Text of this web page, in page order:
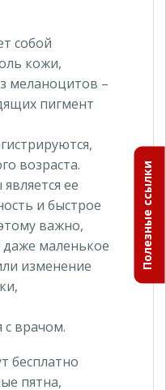
собой
кожи,
меланоцитов –
пигмент
возраста.
ее
и быстрое
важно,
маленькое
изменение
с врачом.
бесплатно
пятна,
Полезные ссылки